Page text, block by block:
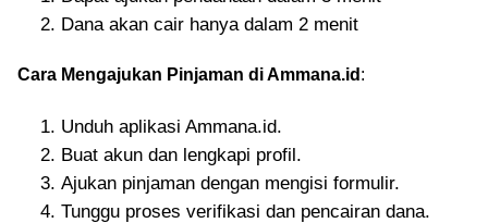
Dana akan cair hanya dalam 2 menit
Cara Mengajukan Pinjaman di Ammana.id :
Unduh aplikasi Ammana.id.
Buat akun dan lengkapi profil.
Ajukan pinjaman dengan mengisi formulir.
Tunggu proses verifikasi dan pencairan dana.